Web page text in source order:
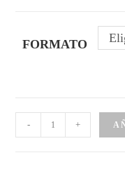
FORMATO
- +